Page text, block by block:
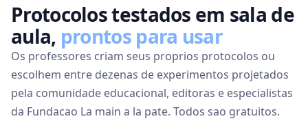
Protocolos testados em sala de
aula, prontos para usar
Os professores criam seus proprios protocolos ou
escolhem entre dezenas de experimentos projetados
pela comunidade educacional, editoras e especialistas
da Fundacao La main a la pate. Todos sao gratuitos.